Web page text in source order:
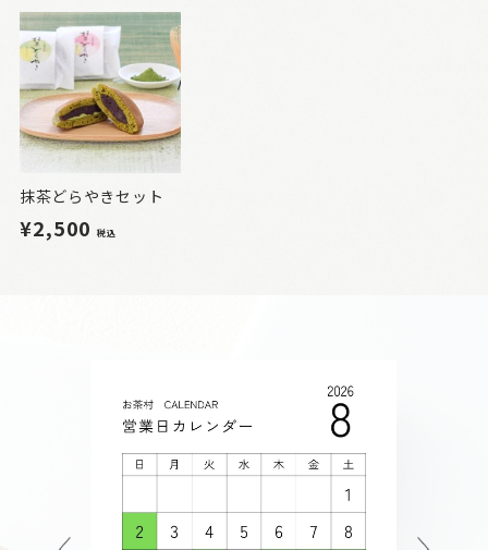
抹茶どらやきセット
¥2,500税込